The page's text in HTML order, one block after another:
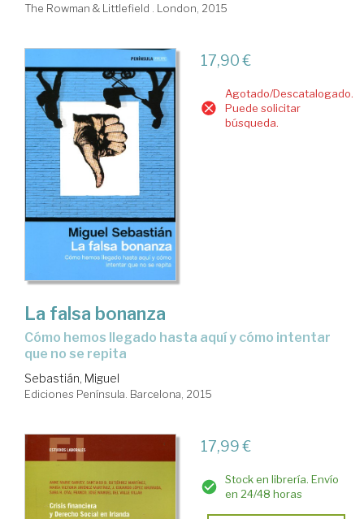
The Rowman & Littlefield . London, 2015
17,90 €
Agotado/Descatalogado.
Puede solicitar
búsqueda.
La falsa bonanza
cómo hemos llegado hasta aquí y cómo intentar
que no se repita
Sebastián, Miguel
Ediciones Península. Barcelona, 2015
17,99 €
Stock en librería. Envío
en 24/48 horas